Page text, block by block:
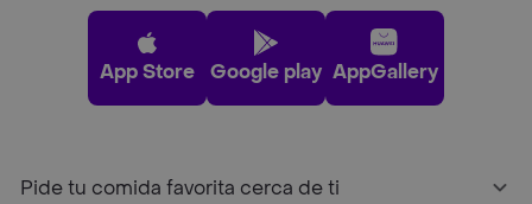
App Store Google play AppGallery
Pide tu comida favorita cerca de ti